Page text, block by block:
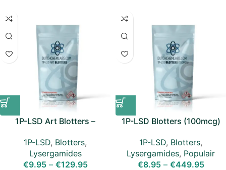
1P-LSD Art Blotters –
1P-LSD, Blotters,
Lysergamides
€9.95 – €129.95
1P-LSD Blotters (100mcg)
1P-LSD, Blotters,
Lysergamides, Populair
€8.95 – €449.95